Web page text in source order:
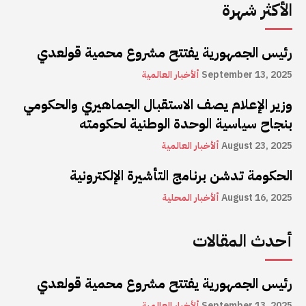
الأكثر شهرة
رئيس الجمهورية يفتتح مشروع محمية قولعدي
ألأخبار العالمية September 13, 2025
وزير الإعلام يصف الاستقبال الجماهيري والحكومي
بنجاح سياسية الوحدة الوطنية لحكومته
ألأخبار العالميةAugust 23, 2025
الحكومة تدشن برنامج التأشيرة الإلكترونية
ألأخبار المحليةAugust 16, 2025
أحدث المقالات
رئيس الجمهورية يفتتح مشروع محمية قولعدي